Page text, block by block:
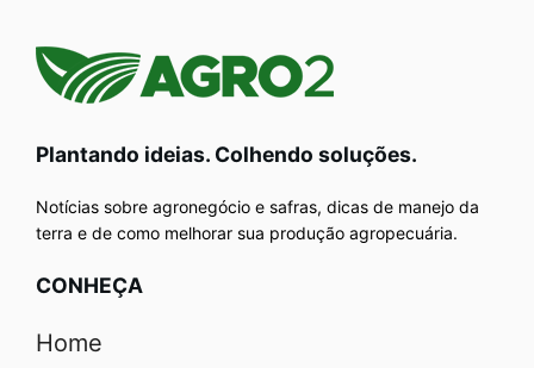
Plantando ideias. Colhendo soluções.
Notícias sobre agronegócio e safras, dicas de manejo da
terra e de como melhorar sua produção agropecuária.
CONHEÇA
Home